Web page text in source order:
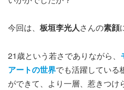
今回は、 板垣李光人さんの素顔
21歳という若さでありながら、
アートの世界でも活躍している
ができて、より一層、惹きつけ